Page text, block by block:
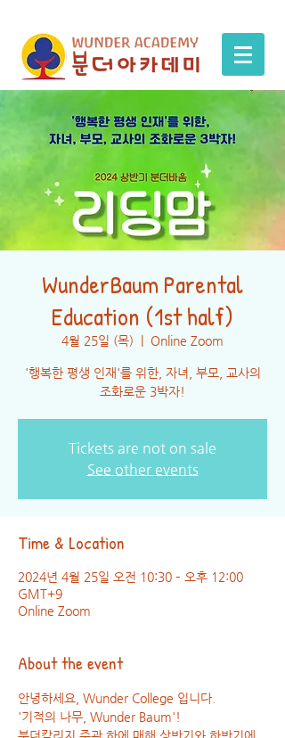
WunderBaum Parental
Education (1st half)
4월 25일 (목) Online Zoom
'행복한 평생 인재'를 위한, 자녀, 부모, 교사의
조화로운 3박자!
Tickets are not on sale
See other events
Time & Location
2024년 4월 25일 오전 10:30 – 오후 12:00
GMT+9
Online Zoom
About the event
안녕하세요, Wunder College 입니다.
'기적의 나무, Wunder Baum'!